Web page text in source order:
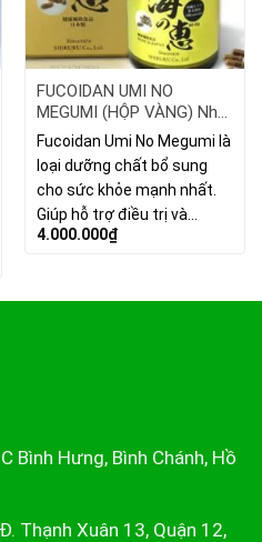
FUCOIDAN UMI NO
MEGUMI (HỘP VÀNG) Nhật
Bản Royal Vale 180 Viên
Fucoidan Umi No Megumi là
loại dưỡng chất bổ sung
cho sức khỏe mạnh nhất.
Giúp hỗ trợ điều trị và…
4.000.000₫
Bình Hưng, Bình Chánh, Hồ
Thạnh Xuân 13, Quận 12,